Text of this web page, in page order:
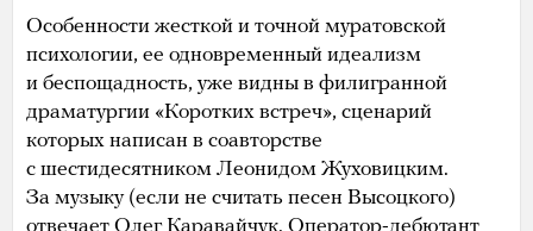
Особенности жесткой и точной муратовской
психологии, ее одновременный идеализм
и беспощадность, уже видны в филигранной
драматургии «Коротких встреч», сценарий
которых написан в соавторстве
с шестидесятником Леонидом Жуховицким.
За музыку (если не считать песен Высоцкого)